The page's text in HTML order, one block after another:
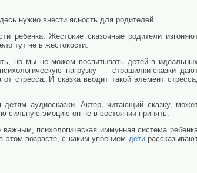
нужно внести ясность для родителей.
ребенка. Жестокие сказочные родители
тут не в жестокости.
но мы не можем воспитывать детей в идеальных
нагрузку — страшилки-сказки
стресса. И сказка вводит такой элемент стресса,
аудиосказки. Актер, читающий сказку,
сильную эмоцию он не в состоянии принять.
психологическая иммунная система
этом возрасте, с каким упоением дети